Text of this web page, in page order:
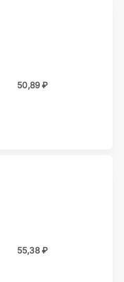
50,89 ₽
55,38 ₽